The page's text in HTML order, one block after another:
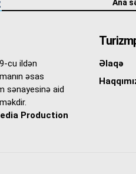
Ana
cu ildən
əsas
sənayesinə aid
Production
Əlaqə